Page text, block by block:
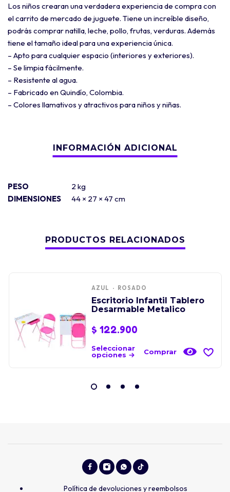
Los niños crearan una verdadera experiencia de compra con
el carrito de mercado de juguete. Tiene un increíble diseño,
podrás comprar natilla, leche, pollo, frutas, verduras. Además
tiene el tamaño ideal para una experiencia única.
– Apto para cualquier espacio (interiores y exteriores).
– Se limpia fácilmente.
– Resistente al agua.
– Fabricado en Quindío, Colombia.
– Colores llamativos y atractivos para niños y niñas.
PESO
2 kg
DIMENSIONES
44 × 27 × 47 cm
PRODUCTOS RELACIONADOS
AZUL ROSADO
Escritorio Infantil Tablero
Desarmable Metalico
$ 122.900
Seleccionar
opciones
Comprar
Política de devoluciones y reembolsos